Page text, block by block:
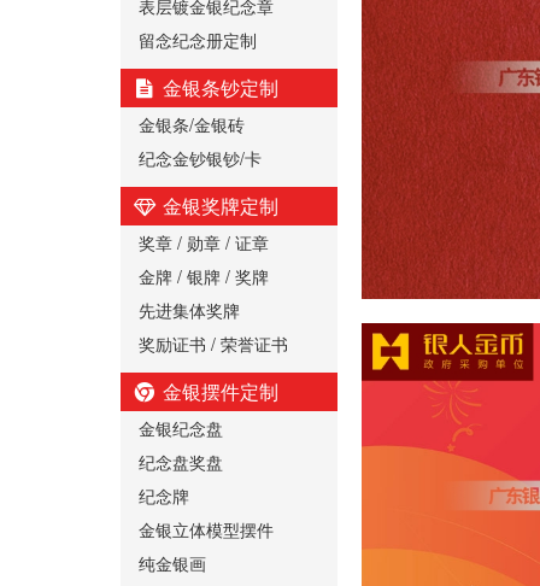
表层镀金银纪念章
留念纪念册定制
金银条钞定制
金银条/金银砖
纪念金钞银钞/卡
金银奖牌定制
奖章 / 勋章 / 证章
金牌 / 银牌 / 奖牌
先进集体奖牌
奖励证书 / 荣誉证书
金银摆件定制
金银纪念盘
纪念盘奖盘
纪念牌
金银立体模型摆件
纯金银画